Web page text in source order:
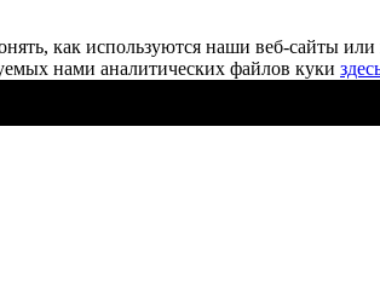
как используются наши веб-сайты
нами аналитических файлов куки